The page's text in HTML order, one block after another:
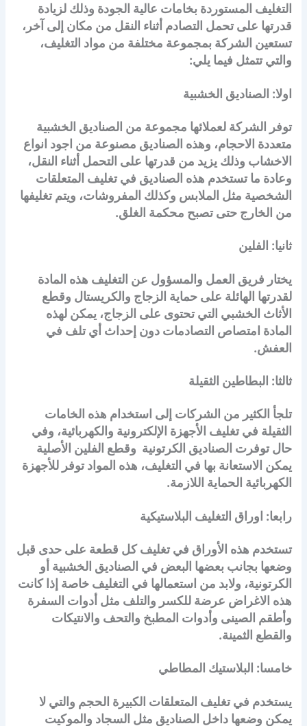
التغليف المستوردة بخامات عالية الجودة وذلك لزيادة
قدرتها على تحمل التصادم أثناء النقل من مكان إلى آخر،
تستعين الشركة بمجموعة مختلفة من مواد التغليف،
والتي تتمثل فيما يلي:
اولا: الصناديق الخشبية
توفر الشركة لعملائها مجموعة من الصناديق الخشبية
متعددة الاحجام، وهذه الصناديق مصنوعة من اجود انواع
الاخشاب وذلك يزيد من قدرتها على التحمل أثناء النقل،
وعادة ما تستخدم هذه الصناديق في تغليف المتعلقات
الشخصية مثل الملابس وكذلك المفروشات، ويتم تغليفها
من الخارج حتى تصبح محكمة الغلق.
ثانيا: الفلين
يختار فريق العمل والمسؤول عن التغليف هذه المادة
لقدرتها الهائلة على حماية الزجاج والكريستال وقطع
الأثاث الخشبي التي تحتوى على الزجاج، يمكن لهذه
المادة امتصاص التصادمات دون إحداث أي تلف في
العفش.
ثالثا: البطاطين الثقيلة
تلجأ الكثير من الشركات إلى استخدام هذه الخامات
الثقيلة في تغليف الأجهزة الإلكترونية والكهربائية، وفي
حال توفرت الصناديق الكرتونية وقطع الفلين الأصلية
يمكن الاستعانة بها في التغليف، هذه المواد توفر للأجهزة
الكهربائية الحماية اللازمة.
رابعا: اوراق التغليف البلاستيكية
تستخدم هذه الأوراق في تغليف كل قطعة على حدى قبل
وضعها بجانب بعضها البعض في الصناديق الخشبية أو
الكرتونية، ولابد من استعمالها في التغليف خاصة إذا كانت
هذه الاغراض عرضة للكسر والتلف مثل أدوات السفرة
وأطقم الصينى وأدوات المطبخ والتحف والانتيكات
والقطع الثمينة.
خامسا: البلاستيك المطاطي
يستخدم في تغليف المتعلقات الكبيرة الحجم والتي لا
يمكن وضعها داخل الصناديق مثل السجاد والموكيت